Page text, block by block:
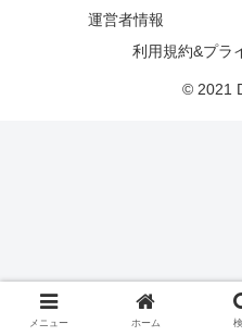
運営者情報
利用規約&プラ
© 2021
メニュー ホーム